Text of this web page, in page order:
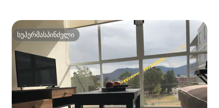
სუპერმასპინძელი
სუპერმასპინძელი